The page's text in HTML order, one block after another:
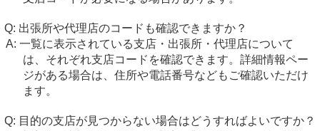
出張所や代理店のコードも確認できますか？
一覧に表示されている支店・出張所・代理店について
は、それぞれ支店コードを確認できます。詳細情報ペー
ジがある場合は、住所や電話番号などもご確認いただけ
ます。
目的の支店が見つからない場合はどうすればよいですか？